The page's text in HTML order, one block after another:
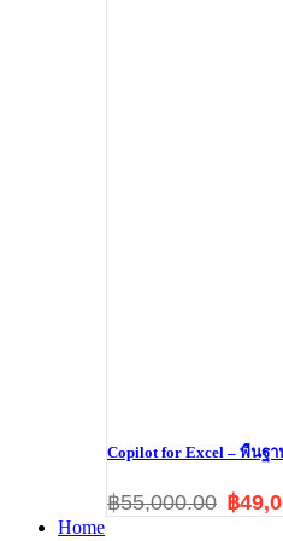
Copilot for Excel – พื้นฐ
฿55,000.00 ฿
Home